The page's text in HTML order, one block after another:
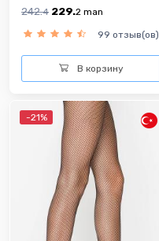
242.4 229.2 man
99 отзыв(ов)
В корзину
-21%